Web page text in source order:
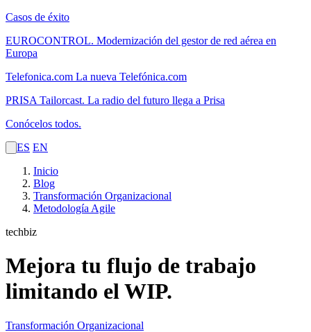
Casos de éxito
EUROCONTROL. Modernización del gestor de red aérea en
Europa
Telefonica.com La nueva Telefónica.com
PRISA Tailorcast. La radio del futuro llega a Prisa
Conócelos todos.
ES EN
Inicio
Blog
Transformación Organizacional
Metodología Agile
techbiz
Mejora tu flujo de trabajo
limitando el WIP.
Transformación Organizacional